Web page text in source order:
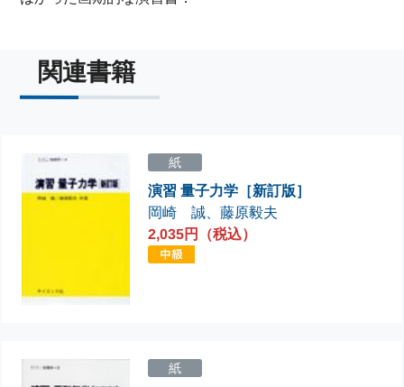
関連書籍
紙
演習 量子力学［新訂版］
岡崎 誠 、藤原毅夫
2,035円（税込）
紙